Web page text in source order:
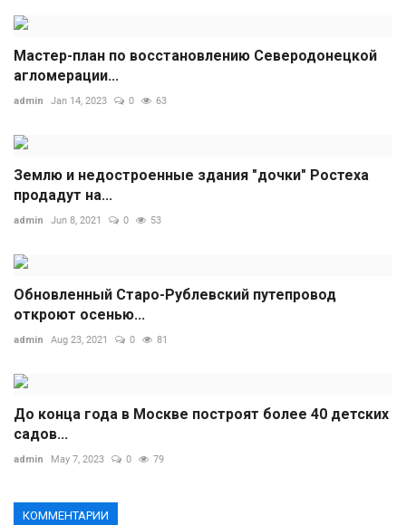
Мастер-план по восстановлению Северодонецкой
агломерации...
admin Jan 14, 2023 0 63
Землю и недостроенные здания "дочки" Ростеха
продадут на...
admin Jun 8, 2021 0 53
Обновленный Старо-Рублевский путепровод
откроют осенью...
admin Aug 23, 2021 0 81
До конца года в Москве построят более 40 детских
садов...
admin May 7, 2023 0 79
КОММЕНТАРИИ